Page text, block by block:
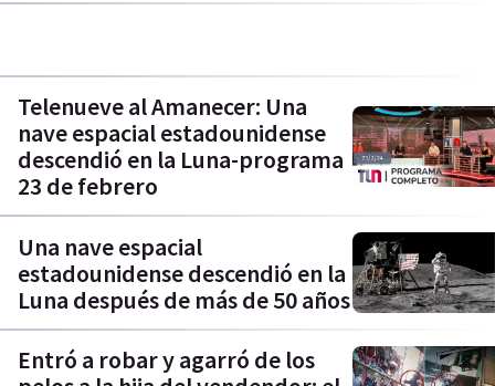
Telenueve al Amanecer: Una
nave espacial estadounidense
descendió en la Luna-programa
23 de febrero
Una nave espacial
estadounidense descendió en la
Luna después de más de 50 años
Entró a robar y agarró de los